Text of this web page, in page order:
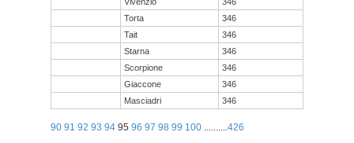
Torta
346
Tait
346
Starna
346
Scorpione
346
Giaccone
346
Masciadri
346
90 91 92 93 94 95 96 97 98 99 100 426